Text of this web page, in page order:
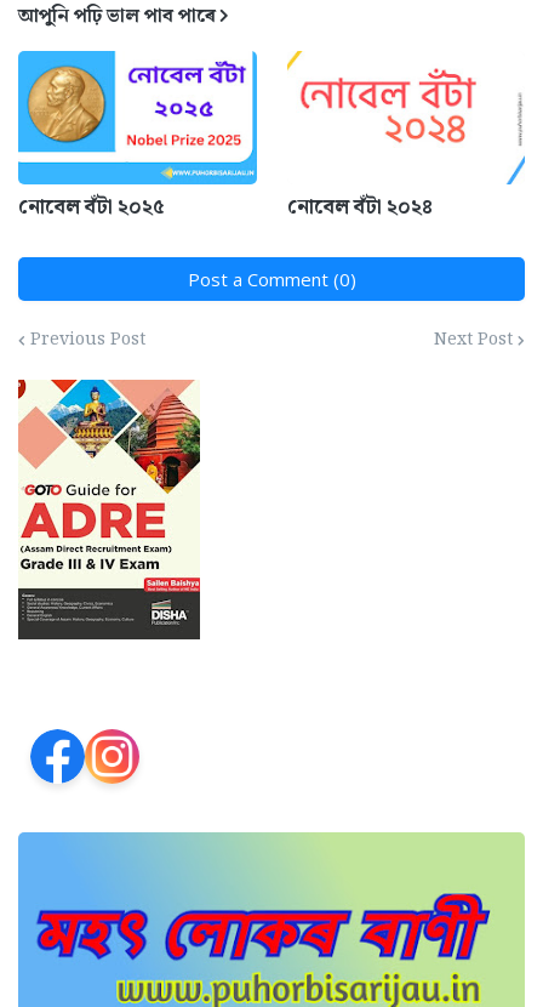
আপুনি পঢ়ি ভাল পাব পাৰে
নোবেল বঁটা ২০২৫ নোবেল বঁটা ২০২৪
Post a Comment (0)
Previous Post Next Post